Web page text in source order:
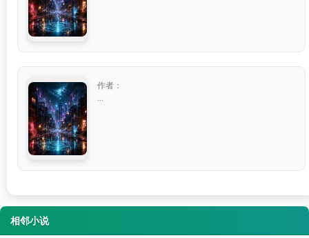
作者：
相邻小说